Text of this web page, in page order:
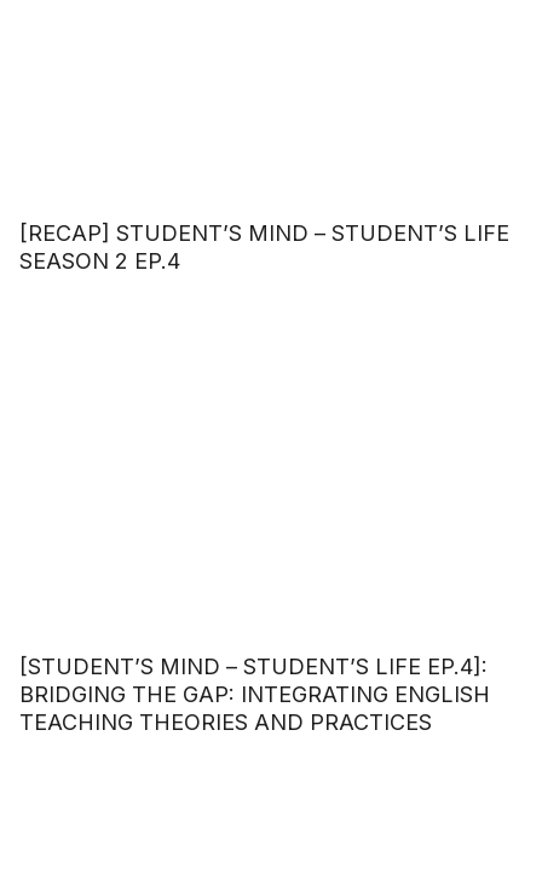
[RECAP] STUDENT’S MIND – STUDENT’S LIFE
SEASON 2 EP.4
[STUDENT’S MIND – STUDENT’S LIFE EP.4]:
BRIDGING THE GAP: INTEGRATING ENGLISH
TEACHING THEORIES AND PRACTICES